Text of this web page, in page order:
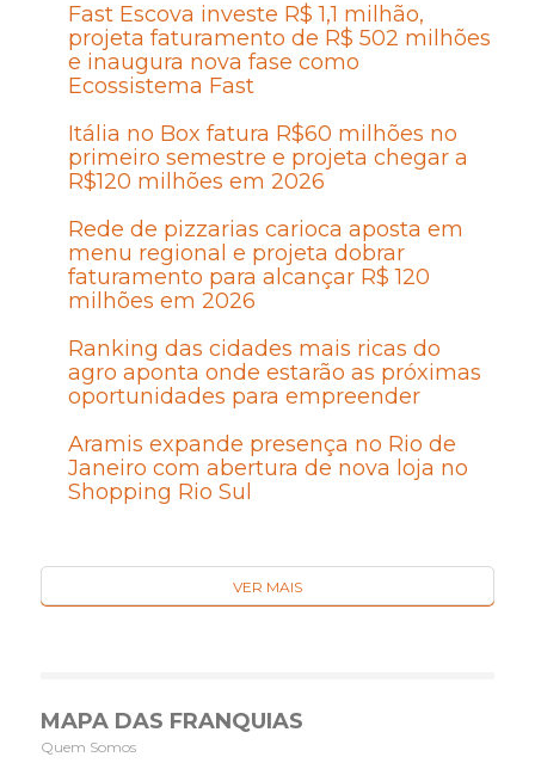
Fast Escova investe R$ 1,1 milhão,
projeta faturamento de R$ 502 milhões
e inaugura nova fase como
Ecossistema Fast
Itália no Box fatura R$60 milhões no
primeiro semestre e projeta chegar a
R$120 milhões em 2026
Rede de pizzarias carioca aposta em
menu regional e projeta dobrar
faturamento para alcançar R$ 120
milhões em 2026
Ranking das cidades mais ricas do
agro aponta onde estarão as próximas
oportunidades para empreender
Aramis expande presença no Rio de
Janeiro com abertura de nova loja no
Shopping Rio Sul
VER MAIS
MAPA DAS FRANQUIAS
Quem Somos